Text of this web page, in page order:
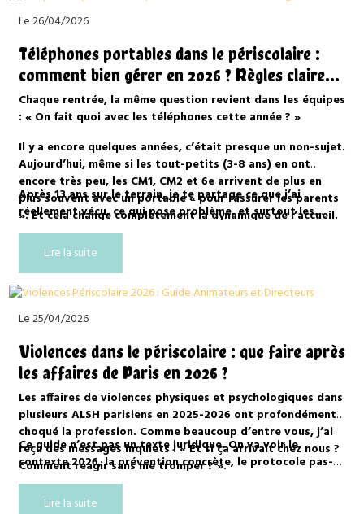
Le 26/04/2026
Téléphones portables dans le périscolaire :
comment bien gérer en 2026 ? Règles claires
et astuces
Chaque rentrée, la même question revient dans les équipes
: « On fait quoi avec les téléphones cette année ? »
Il y a encore quelques années, c’était presque un non-sujet.
Aujourd’hui, même si les tout-petits (3-8 ans) en ont
encore très peu, les CM1, CM2 et 6e arrivent de plus en
plus souvent avec un portable « pour rassurer les parents
». Et cela change complètement la dynamique de l’accueil.
Après 13 ans sur le terrain, je te partage ce que j’ai
réellement vécu, ce qui pose problème, et surtout les
solutions concrètes qui fonctionnent au quotidien.
Lire la suite
Le 25/04/2026
Violences dans le périscolaire : que faire après
les affaires de Paris en 2026 ?
Les affaires de violences physiques et psychologiques dans
plusieurs ALSH parisiens en 2025-2026 ont profondément
choqué la profession. Comme beaucoup d’entre vous, j’ai
reçu des messages inquiets : « Et si ça arrivait chez nous ?
Comment réagir sans me tromper ? ».
Ce guide n’est pas un texte juridique. On va voir le
contexte 2026, la prévention concrète, le protocole pas-à-
pas en cas de situation, et des outils prêts à l’emploi.
Lire la suite